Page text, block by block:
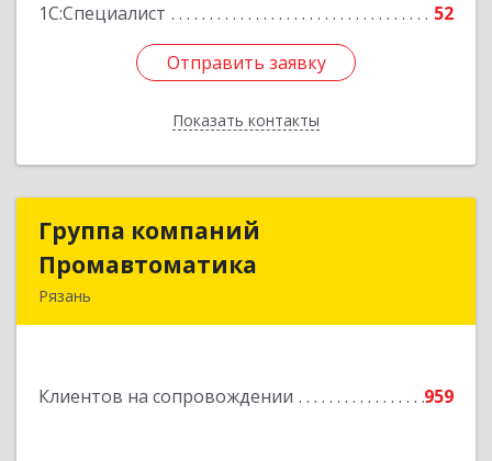
1С:Специалист
52
Отправить заявку
Показать контакты
Отправить заявку
Назад
Группа компаний
Промавтоматика
Рязань
Клиентов на сопровождении 959
Группа компаний
Промавтоматика
Подробнее